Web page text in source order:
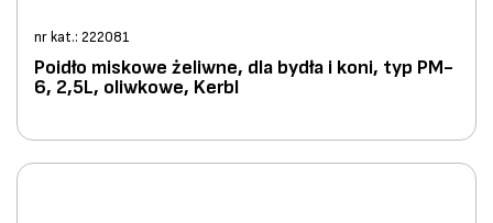
nr kat.: 222081
Poidło miskowe żeliwne, dla bydła i koni, typ PM-
6, 2,5L, oliwkowe, Kerbl